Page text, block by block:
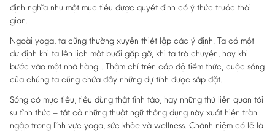
định nghĩa như một mục tiêu được quyết định có ý thức trước thời
gian.
Ngoài yoga, ta cũng thường xuyên thiết lập các ý định. Ta có một
dự định khi ta lên lịch một buổi gặp gỡ, khi ta trò chuyện, hay khi
bước vào một nhà hàng… Thậm chí trên cấp độ tiềm thức, cuộc sống
của chúng ta cũng chứa đầy những dự tính được sắp đặt.
Sống có mục tiêu, tiêu dùng thật tỉnh táo, hay những thứ liên quan tới
sự tỉnh thức – tất cả những thuật ngữ thông dụng này xuất hiện tràn
ngập trong lĩnh vực yoga, sức khỏe và wellness. Chánh niệm có lẽ là